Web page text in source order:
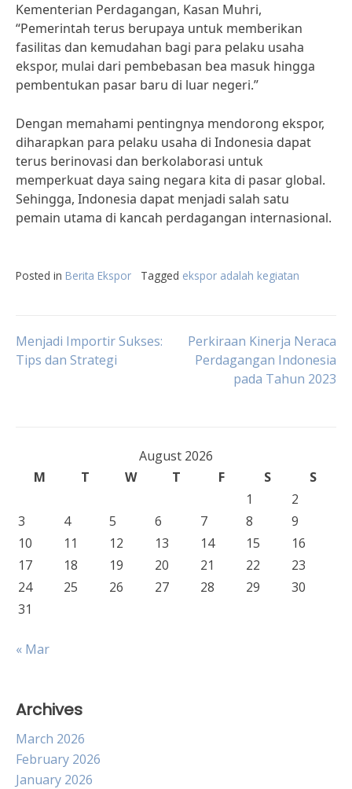
Kementerian Perdagangan, Kasan Muhri,
“Pemerintah terus berupaya untuk memberikan
fasilitas dan kemudahan bagi para pelaku usaha
ekspor, mulai dari pembebasan bea masuk hingga
pembentukan pasar baru di luar negeri.”
Dengan memahami pentingnya mendorong ekspor,
diharapkan para pelaku usaha di Indonesia dapat
terus berinovasi dan berkolaborasi untuk
memperkuat daya saing negara kita di pasar global.
Sehingga, Indonesia dapat menjadi salah satu
pemain utama di kancah perdagangan internasional.
Posted in Berita Ekspor Tagged ekspor adalah kegiatan
Post
Menjadi Importir Sukses:
Tips dan Strategi
Perkiraan Kinerja Neraca
Perdagangan Indonesia
pada Tahun 2023
August 2026
M
T W T F S
S
1
2
3
4 5 6 7 8
9
10
11 12 13 14 15
16
17
18 19 20 21 22
23
24
25 26 27 28 29
30
31
« Mar
Archives
March 2026
February 2026
January 2026